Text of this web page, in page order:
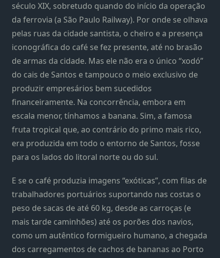
século XIX, sobretudo quando do início da operação
da ferrovia (a São Paulo Railway). Por onde se olhava
pelas ruas da cidade santista, o cheiro e a presença
iconográfica do café se fez presente, até no brasão
de armas da cidade. Mas ele não era o único “xodó”
do cais de Santos e tampouco o meio exclusivo de
produzir empresários bem sucedidos
financeiramente. Na concorrência, embora em
escala menor, tínhamos a banana. Sim, a famosa
fruta tropical que, ao contrário do primo mais rico,
era produzida em todo o entorno de Santos, fosse
para os lados do litoral norte ou do sul.
E se o café produzia imagens “exóticas”, com filas de
trabalhadores portuários suportando nas costas o
peso de sacas de até 60 kg, desde as carroças (e
mais tarde caminhões) até os porões dos navios,
como um autêntico formigueiro humano, a chegada
dos carregamentos de cachos de bananas ao Porto